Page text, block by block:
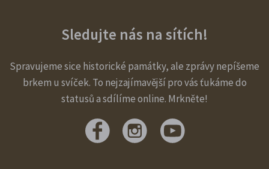
Sledujte nás na sítích!
Spravujeme sice historické památky, ale zprávy nepíšeme
brkem u svíček. To nejzajímavější pro vás ťukáme do
statusů a sdílíme online. Mrkněte!